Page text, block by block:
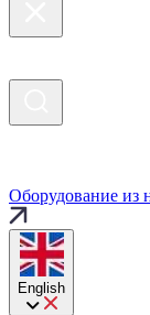
Оборудование из
English